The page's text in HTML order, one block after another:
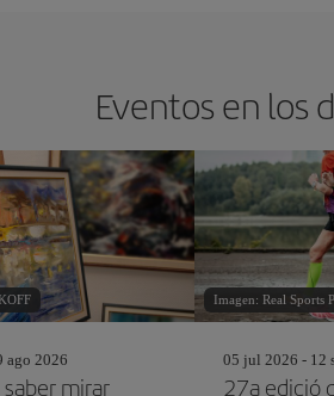
Eventos en los
ago 2026
mirar
Imagen: Real Sports
05 jul 2026 - 12
27a edició